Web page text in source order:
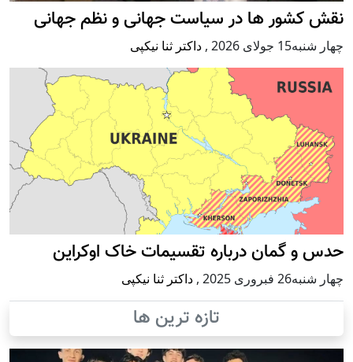
نقش کشور ها در سیاست جهانی و نظم جهانی
چهار شنبه15 جولای 2026 , داکتر ثنا نیکپی
حدس و گمان درباره تقسیمات خاک اوکراین
چهار شنبه26 فبروری 2025 , داکتر ثنا نیکپی
تازه ترین ها